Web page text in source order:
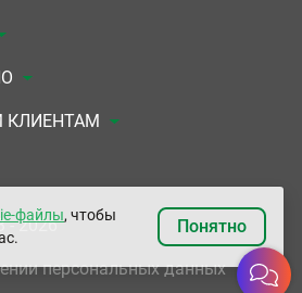
договора
программы
КЛИЕНТАМ
- 2026
персональных данных
файлы, чтобы
Понятно